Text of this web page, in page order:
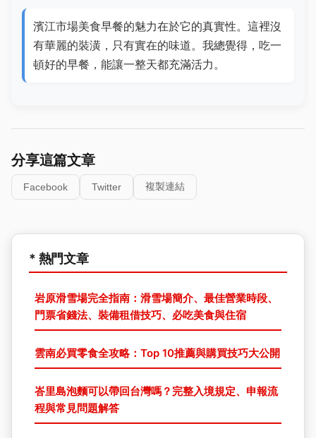
濱江市場美食早餐的魅力在於它的真實性。這裡沒
有華麗的裝潢，只有實在的味道。我總覺得，吃一
頓好的早餐，能讓一整天都充滿活力。
分享這篇文章
Facebook Twitter 複製連結
* 熱門文章
岩原滑雪場完全指南：滑雪場簡介、最佳營業時段、
門票省錢法、裝備租借技巧、必吃美食與住宿
雲南必買零食全攻略：Top 10推薦與購買技巧大公開
峇里島泡麵可以帶回台灣嗎？完整入境規定、申報流
程與常見問題解答